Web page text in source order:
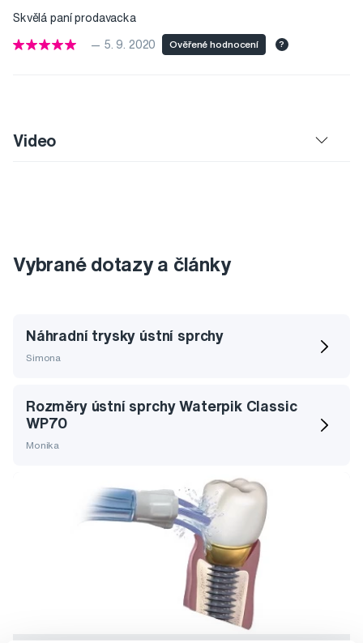
Skvělá paní prodavacka
— 5. 9. 2020 Ověřené hodnocení ?
Video
Vybrané dotazy a články
Náhradní trysky ústní sprchy
Simona
Rozměry ústní sprchy Waterpik Classic
WP70
Monika